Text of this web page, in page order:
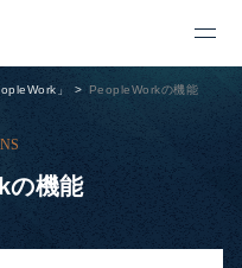
」 PeopleWorkの機能
の機能